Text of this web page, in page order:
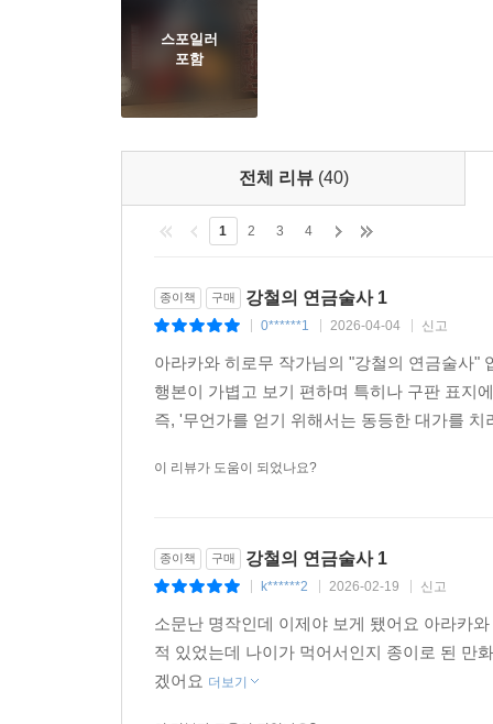
스포일러
포함
전체 리뷰 (40)
1 2 3 4
종이책 구매 강철의 연금술사 1
0******1 2026-04-04 신고
아라카와 히로무 작가님의 "강철의 연금술사"
행본이 가볍고 보기 편하며 특히나 구판 표지
즉, '무언가를 얻기 위해서는 동등한 대가를
이 리뷰가 도움이 되었나요?
종이책 구매 강철의 연금술사 1
k******2 2026-02-19 신고
소문난 명작인데 이제야 보게 됐어요 아라카
적 있었는데 나이가 먹어서인지 종이로 된 만
겠어요 더보기